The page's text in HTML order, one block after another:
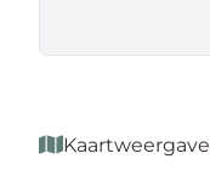
Kaartweergave